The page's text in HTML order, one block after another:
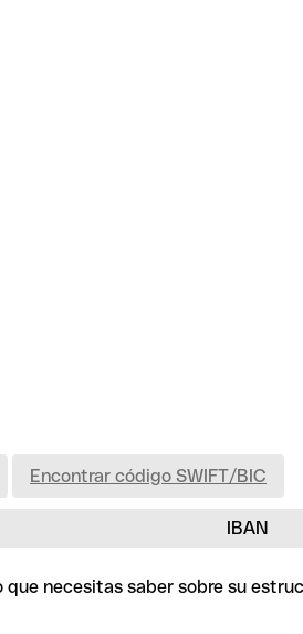
IBAN
Encontrar código SWIFT/BIC
necesitas saber sobre su